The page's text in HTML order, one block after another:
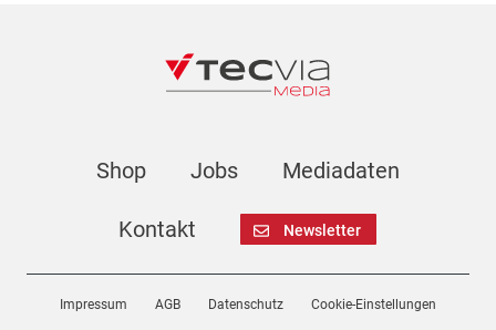
Shop Jobs Mediadaten
Kontakt Newsletter
Impressum AGB Datenschutz Cookie-Einstellungen